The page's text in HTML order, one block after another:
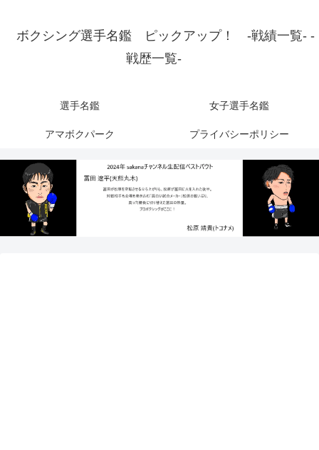
ボクシング選手名鑑 ピックアップ！ -戦績一覧- -
戦歴一覧-
選手名鑑 女子選手名鑑
アマボクパーク プライバシーポリシー